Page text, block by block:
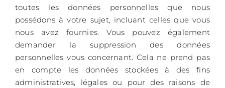
toutes les données personnelles que nous
possédons à votre sujet, incluant celles que vous
nous avez fournies. Vous pouvez également
demander la suppression des données
personnelles vous concernant. Cela ne prend pas
en compte les données stockées à des fins
administratives, légales ou pour des raisons de